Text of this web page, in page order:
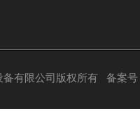
备有限公司版权所有 备案号